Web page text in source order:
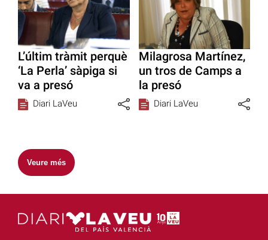
L’últim tràmit perquè
‘La Perla’ sàpiga si
va a presó
Diari LaVeu
Milagrosa Martínez,
un tros de Camps a
la presó
Diari LaVeu
Veure més